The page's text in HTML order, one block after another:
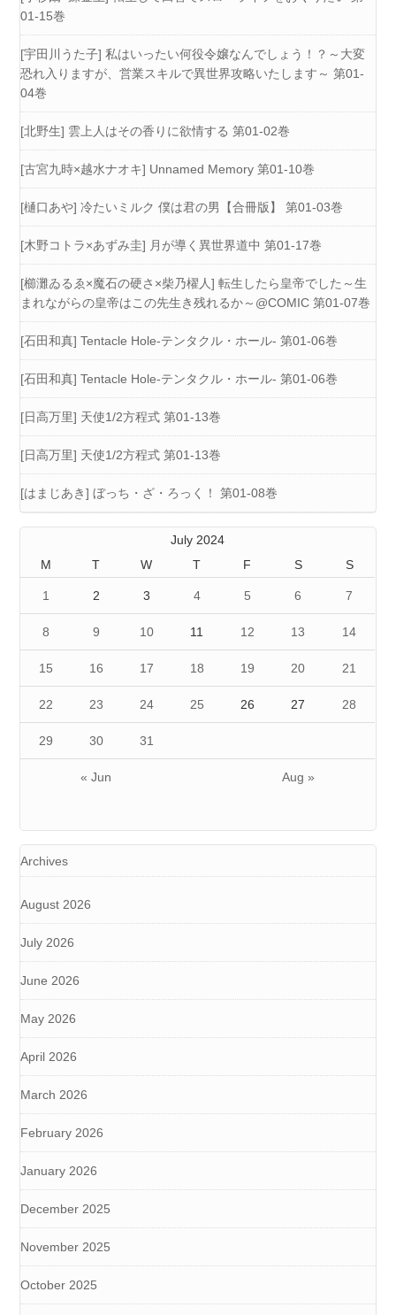
01-15巻
[宇田川うた子] 私はいったい何役令嬢なんでしょう！？～大変
恐れ入りますが、営業スキルで異世界攻略いたします～ 第01-
04巻
[北野生] 雲上人はその香りに欲情する 第01-02巻
[古宮九時×越水ナオキ] Unnamed Memory 第01-10巻
[樋口あや] 冷たいミルク 僕は君の男【合冊版】 第01-03巻
[木野コトラ×あずみ圭] 月が導く異世界道中 第01-17巻
[櫛灘ゐるゑ×魔石の硬さ×柴乃櫂人] 転生したら皇帝でした～生
まれながらの皇帝はこの先生き残れるか～@COMIC 第01-07巻
[石田和真] Tentacle Hole-テンタクル・ホール- 第01-06巻
[石田和真] Tentacle Hole-テンタクル・ホール- 第01-06巻
[日高万里] 天使1/2方程式 第01-13巻
[日高万里] 天使1/2方程式 第01-13巻
[はまじあき] ぼっち・ざ・ろっく！ 第01-08巻
July 2024
M
T W T F S S
« Jun Aug »
1 2 3 4 5 6 7
8 9 10 11 12 13 14
15 16 17 18 19 20 21
22 23 24 25 26 27 28
29 30 31
Archives
August 2026
July 2026
June 2026
May 2026
April 2026
March 2026
February 2026
January 2026
December 2025
November 2025
October 2025